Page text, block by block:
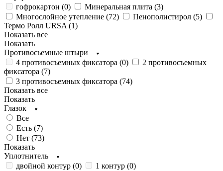
гофрокартон (0) Минеральная плита (3)
Многослойное утепление (72) Пенополистирол (5)
Термо Ролл URSA (1)
Показать все
Показать
Противосьемные штыри
4 противосъемных фиксатора (0)
2 противосъемных
фиксатора (7)
3 противосъемных фиксатора (74)
Показать все
Показать
Глазок
Все
Есть (7)
Нет (73)
Показать
Уплотнитель
двойной контур (0) 1 контур (0)